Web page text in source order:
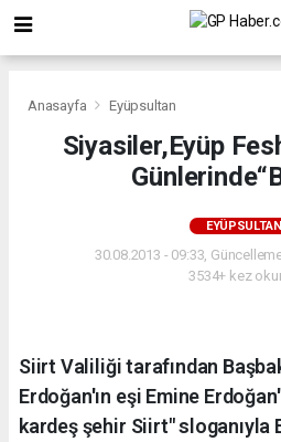
Anasayfa Eyüpsultan
Siyasiler,Eyüp
EYÜPSULTAN
30.08.2013 - 09:33,
3534+ kez
Siirt Valiliği tarafından
Erdoğan'ın eşi Emine
kardeş şehir Siirt" sloganıyla